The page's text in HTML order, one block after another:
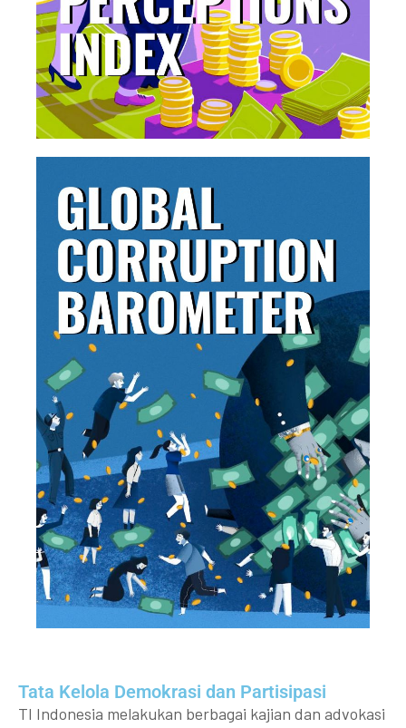
Tata Kelola Demokrasi dan Partisipasi​
TI Indonesia melakukan berbagai kajian dan advokasi